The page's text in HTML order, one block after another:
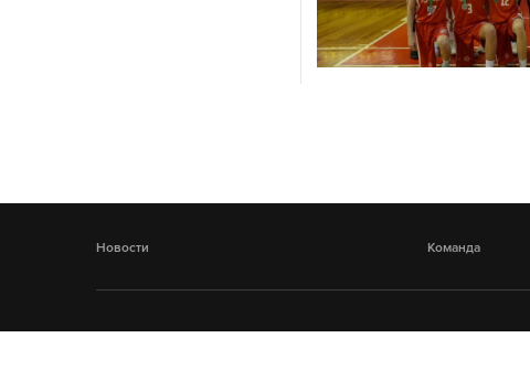
Новости Команда